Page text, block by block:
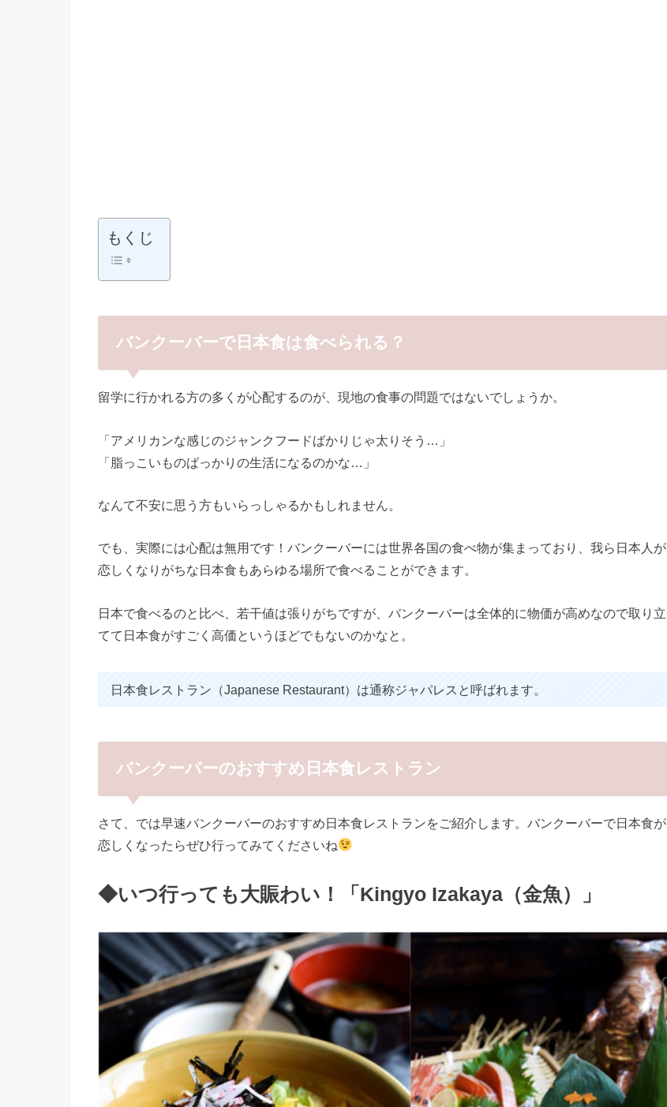
もくじ
バンクーバーで日本食は食べられる？
留学に行かれる方の多くが心配するのが、現地の食事の問題ではないでしょうか。
「アメリカンな感じのジャンクフードばかりじゃ太りそう…」
「脂っこいものばっかりの生活になるのかな…」
なんて不安に思う方もいらっしゃるかもしれません。
でも、実際には心配は無用です！バンクーバーには世界各国の食べ物が集まっており、我ら日本人が
恋しくなりがちな日本食もあらゆる場所で食べることができます。
日本で食べるのと比べ、若干値は張りがちですが、バンクーバーは全体的に物価が高めなので取り立
てて日本食がすごく高価というほどでもないのかなと。
日本食レストラン（Japanese Restaurant）は通称ジャパレスと呼ばれます。
バンクーバーのおすすめ日本食レストラン
さて、では早速バンクーバーのおすすめ日本食レストランをご紹介します。バンクーバーで日本食が
恋しくなったらぜひ行ってみてくださいね
◆いつ行っても大賑わい！「Kingyo Izakaya（金魚）」